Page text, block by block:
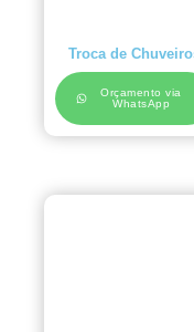
Troca de
Orçamento via
WhatsApp